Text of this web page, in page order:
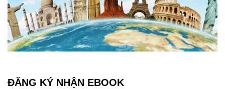
ĐĂNG KÝ NHẬN EBOOK